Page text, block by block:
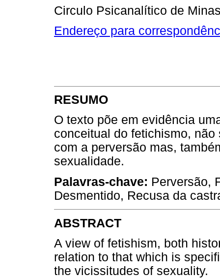
Circulo Psicanalítico de
Endereço para
RESUMO
O texto põe em evidência
conceitual do fetichismo,
com a perversão mas,
sexualidade.
Palavras-chave: Perversão,
Desmentido, Recusa da
ABSTRACT
A view of fetishism, both
relation to that which is
the vicissitudes of sexuality.